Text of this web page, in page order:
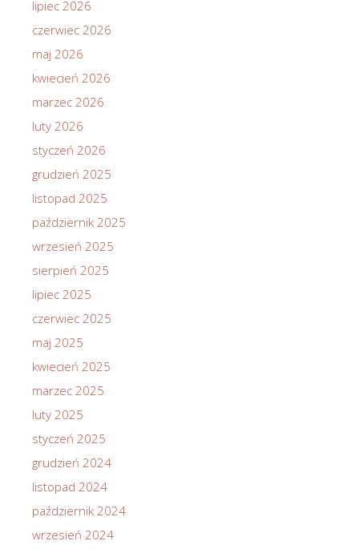
lipiec 2026
czerwiec 2026
maj 2026
kwiecień 2026
marzec 2026
luty 2026
styczeń 2026
grudzień 2025
listopad 2025
październik 2025
wrzesień 2025
sierpień 2025
lipiec 2025
czerwiec 2025
maj 2025
kwiecień 2025
marzec 2025
luty 2025
styczeń 2025
grudzień 2024
listopad 2024
październik 2024
wrzesień 2024